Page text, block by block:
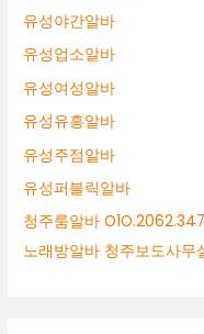
유성야간알바
유성업소알바
유성여성알바
유성유흥알바
유성주점알바
유성퍼블릭알바
청주룸알바
노래방알바 청주보도사무